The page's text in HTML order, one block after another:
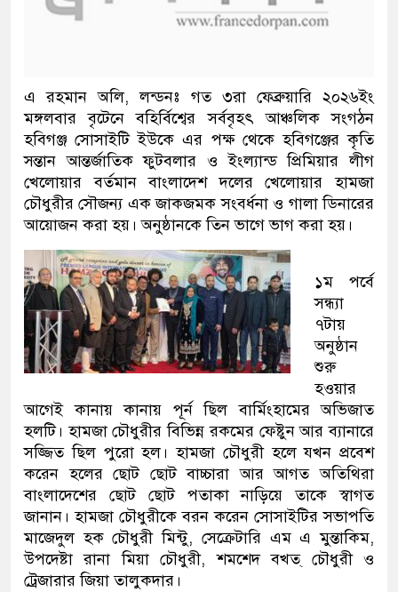
এ রহমান অলি, লন্ডনঃ গত ৩রা ফেব্রুয়ারি ২০২৬ইং
মঙ্গলবার বৃটেনে বহির্বিশ্বের সর্ববৃহৎ আঞ্চলিক সংগঠন
হবিগঞ্জ সোসাইটি ইউকে এর পক্ষ থেকে হবিগঞ্জের কৃতি
সন্তান আন্তর্জাতিক ফুটবলার ও ইংল‍্যান্ড প্রিমিয়ার লীগ
খেলোয়ার বর্তমান বাংলাদেশ দলের খেলোয়ার হামজা
চৌধুরীর সৌজন্য এক জাকজমক সংবর্ধনা ও গালা ডিনারের
আয়োজন করা হয়। অনুষ্ঠানকে তিন ভাগে ভাগ করা হয়।
১ম পর্বে
সন্ধ্যা
৭টায়
অনুষ্ঠান
শুরু
হওয়ার
আগেই কানায় কানায় পূর্ন ছিল বার্মিংহামের অভিজাত
হলটি। হামজা চৌধুরীর বিভিন্ন রকমের ফেষ্টুন আর ব্যানারে
সজ্জিত ছিল পুরো হল। হামজা চৌধুরী হলে যখন প্রবেশ
করেন হলের ছোট ছোট বাচ্চারা আর আগত অতিথিরা
বাংলাদেশের ছোট ছোট পতাকা নাড়িয়ে তাকে স্বাগত
জানান। হামজা চৌধুরীকে বরন করেন সোসাইটির সভাপতি
মাজেদুল হক চৌধুরী মিন্টু, সেক্রেটারি এম এ মুন্তাকিম,
উপদেষ্টা রানা মিয়া চৌধুরী, শমশেদ বখত্ চৌধুরী ও
ট্রেজারার জিয়া তালুকদার।